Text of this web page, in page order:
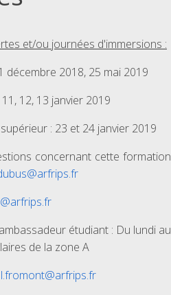
et/ou journées d'immersions :
décembre 2018, 25 mai 2019
12, 13 janvier 2019
: 23 et 24 janvier 2019
concernant cette formation
étudiant : Du lundi au
de la zone A
l.fromont@arfrips.fr